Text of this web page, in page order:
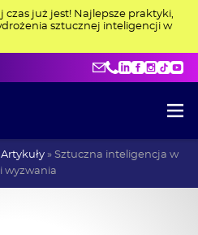
czas już jest! Najlepsze praktyki,
sztucznej inteligencji w
+48 515 275
LinkedIn
Artykuły» Sztuczna inteligencja w
wyzwania